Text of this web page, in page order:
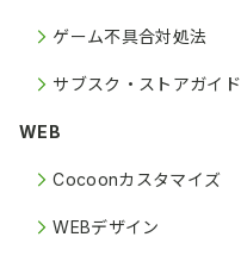
ゲーム不具合対処法
サブスク・ストアガイド
WEB
Cocoonカスタマイズ
WEBデザイン